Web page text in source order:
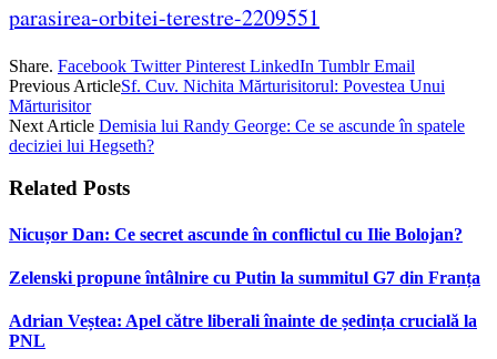
parasirea-orbitei-terestre-2209551
Share. Facebook Twitter Pinterest LinkedIn Tumblr Email
Previous ArticleSf. Cuv. Nichita Mărturisitorul: Povestea Unui
Mărturisitor
Next Article Demisia lui Randy George: Ce se ascunde în spatele
deciziei lui Hegseth?
Related Posts
Nicușor Dan: Ce secret ascunde în conflictul cu Ilie Bolojan?
Zelenski propune întâlnire cu Putin la summitul G7 din Franța
Adrian Veștea: Apel către liberali înainte de ședința crucială la
PNL